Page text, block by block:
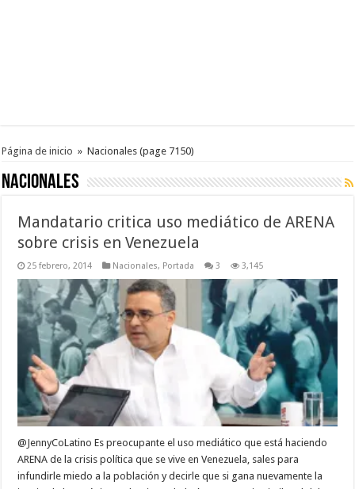
Página de inicio » Nacionales (page 7150)
Nacionales
Mandatario critica uso mediático de ARENA
sobre crisis en Venezuela
25 febrero, 2014 Nacionales, Portada 3 3,145
@JennyCoLatino Es preocupante el uso mediático que está haciendo
ARENA de la crisis política que se vive en Venezuela, sales para
infundirle miedo a la población y decirle que si gana nuevamente la